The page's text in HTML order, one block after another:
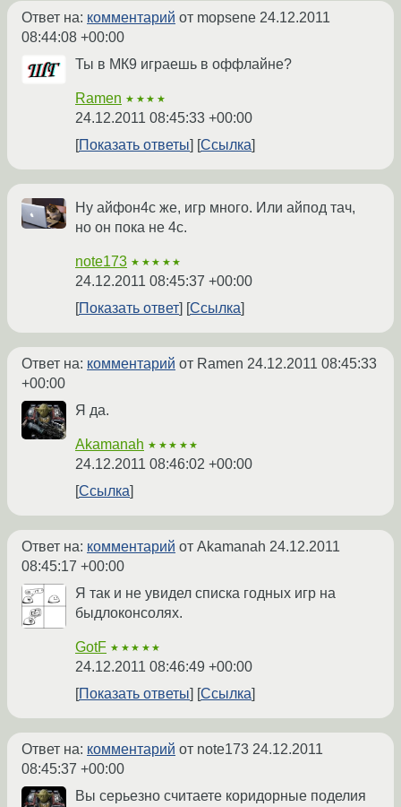
Ответ на: комментарий от mopsene 24.12.2011
08:44:08 +00:00
Ты в МК9 играешь в оффлайне?
Ramen ★★★★
24.12.2011 08:45:33 +00:00
Показать ответы
Ссылка
Ну айфон4с же, игр много. Или айпод тач,
но он пока не 4с.
note173 ★★★★★
24.12.2011 08:45:37 +00:00
Показать ответ
Ссылка
Ответ на: комментарий от Ramen 24.12.2011 08:45:33
+00:00
Я да.
Akamanah ★★★★★
24.12.2011 08:46:02 +00:00
Ссылка
Ответ на: комментарий от Akamanah 24.12.2011
08:45:17 +00:00
Я так и не увидел списка годных игр на
быдлоконсолях.
GotF ★★★★★
24.12.2011 08:46:49 +00:00
Показать ответы
Ссылка
Ответ на: комментарий от note173 24.12.2011
08:45:37 +00:00
Вы серьезно считаете коридорные поделия